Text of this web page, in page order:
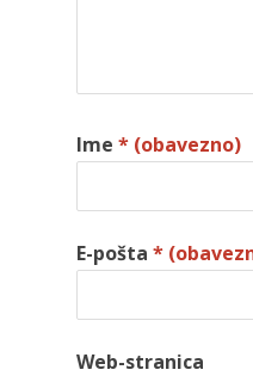
Ime * (obavezno)
E-pošta *
Web-stranica